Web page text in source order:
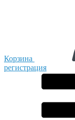
Корзина
регистрация